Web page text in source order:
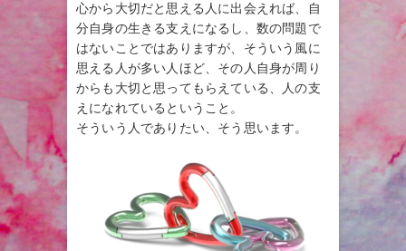
心から大切だと思える人に出会えれば、自
分自身の生きる支えになるし、数の問題で
はないことではありますが、そういう風に
思える人が多い人ほど、その人自身が周り
からも大切と思ってもらえている、人の支
えになれているということ。
そういう人でありたい、そう思います。